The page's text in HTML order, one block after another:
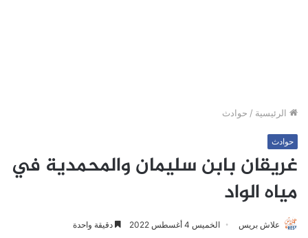
الرئيسية / حوادث
حوادث
غريقان بابن سليمان والمحمدية في
مياه الواد
علاش بريس الخميس 4 أغسطس 2022 دقيقة واحدة